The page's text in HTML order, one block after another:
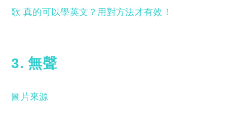
歌 真的可以學英文？用對方法才有效！
3. 無聲
圖片來源